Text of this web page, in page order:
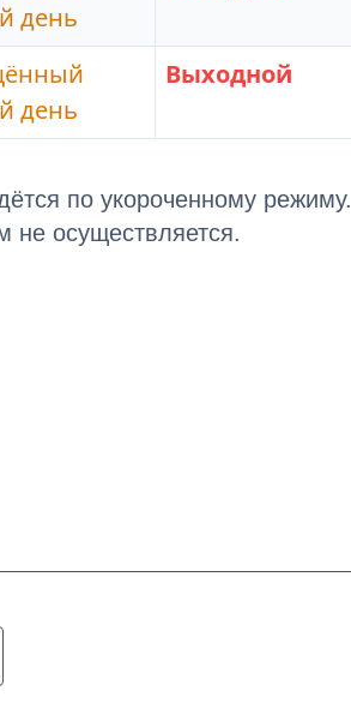
день
день
Выходной
по укороченному режиму.
не осуществляется.